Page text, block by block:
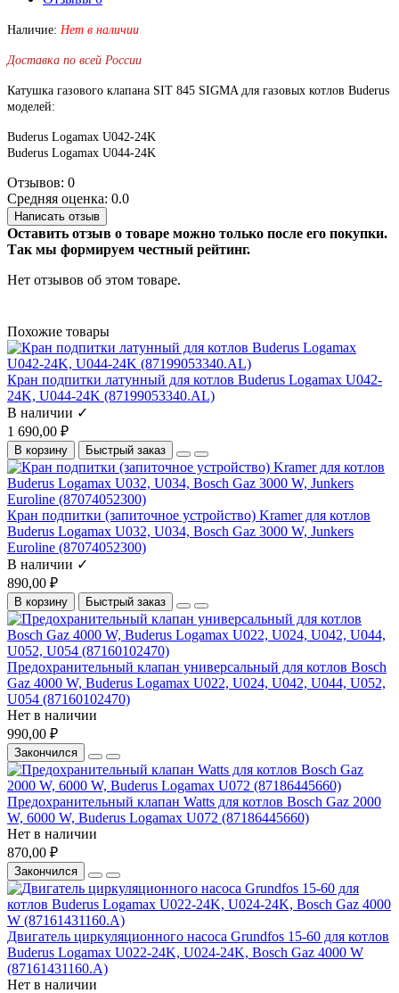
Наличие: Нет в наличии
Доставка по всей России
Катушка газового клапана SIT 845 SIGMA для газовых котлов Buderus
моделей:
Buderus Logamax U042-24K
Buderus Logamax U044-24K
Отзывов: 0
Средняя оценка: 0.0
Написать отзыв
Оставить отзыв о товаре можно только после его покупки.
Так мы формируем честный рейтинг.
Нет отзывов об этом товаре.
Похожие товары
Кран подпитки латунный для котлов Buderus Logamax U042-
24K, U044-24K (87199053340.AL)
В наличии ✓
1 690,00 ₽
В корзину Быстрый заказ
Кран подпитки (запиточное устройство) Kramer для котлов
Buderus Logamax U032, U034, Bosch Gaz 3000 W, Junkers
Euroline (87074052300)
В наличии ✓
890,00 ₽
В корзину Быстрый заказ
Предохранительный клапан универсальный для котлов Bosch
Gaz 4000 W, Buderus Logamax U022, U024, U042, U044, U052,
U054 (87160102470)
Нет в наличии
990,00 ₽
Закончился
Предохранительный клапан Watts для котлов Bosch Gaz 2000
W, 6000 W, Buderus Logamax U072 (87186445660)
Нет в наличии
870,00 ₽
Закончился
Двигатель циркуляционного насоса Grundfos 15-60 для котлов
Buderus Logamax U022-24K, U024-24K, Bosch Gaz 4000 W
(87161431160.A)
Нет в наличии